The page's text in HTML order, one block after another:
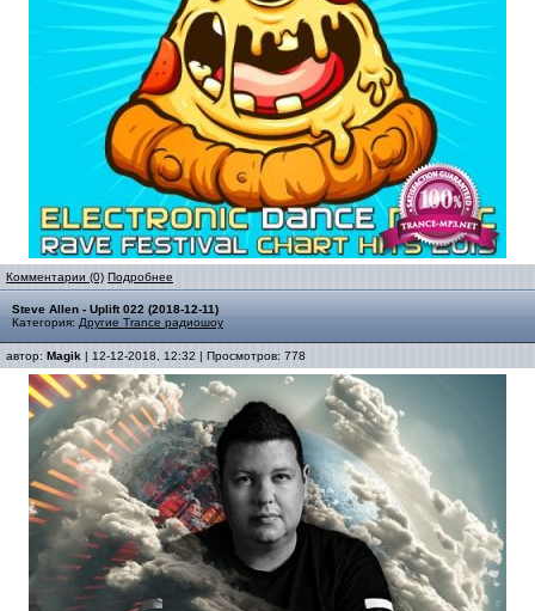
Комментарии (0) Подробнее
Steve Allen - Uplift 022 (2018-12-11)
Категория: Другие Trance радиошоу
автор: Magik | 12-12-2018, 12:32 | Просмотров: 778